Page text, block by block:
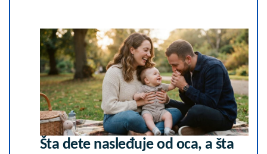
Šta dete nasleđuje od oca, a šta